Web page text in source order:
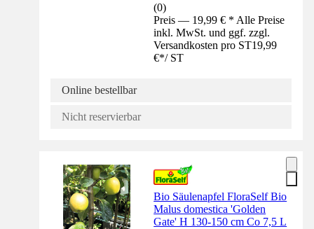
(0)
Preis — 19,99 € * Alle Preise
inkl. MwSt. und ggf. zzgl.
Versandkosten pro ST19,99
€*/ ST
Online bestellbar
Nicht reservierbar
Bio Säulenapfel FloraSelf Bio
Malus domestica 'Golden
Gate' H 130-150 cm Co 7,5 L